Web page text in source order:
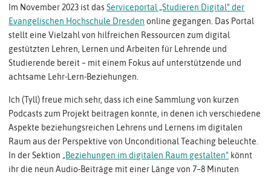
Im November 2023 ist dasServiceportal „Studieren Digital“ der
Evangelischen Hochschule Dresden online gegangen. Das Portal
stellt eine Vielzahl von hilfreichen Ressourcen zum digital
gestützten Lehren, Lernen und Arbeiten für Lehrende und
Studierende bereit – mit einem Fokus auf unterstützende und
achtsame Lehr-Lern-Beziehungen.
Ich (Tyll) freue mich sehr, dass ich eine Sammlung von kurzen
Podcasts zum Projekt beitragen konnte, in denen ich verschiedene
Aspekte beziehungsreichen Lehrens und Lernens im digitalen
Raum aus der Perspektive von Unconditional Teaching beleuchte.
In der Sektion „Beziehungen im digitalen Raum gestalten“ könnt
ihr die neun Audio-Beiträge mit einer Länge von 7–8 Minuten